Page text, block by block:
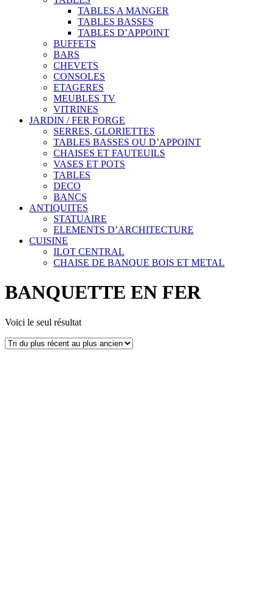
TABLES A MANGER
TABLES BASSES
TABLES D’APPOINT
BUFFETS
BARS
CHEVETS
CONSOLES
ETAGERES
MEUBLES TV
VITRINES
JARDIN / FER FORGE
SERRES, GLORIETTES
TABLES BASSES OU D’APPOINT
CHAISES ET FAUTEUILS
VASES ET POTS
TABLES
DECO
BANCS
ANTIQUITES
STATUAIRE
ELEMENTS D’ARCHITECTURE
CUISINE
ILOT CENTRAL
CHAISE DE BANQUE BOIS ET METAL
BANQUETTE EN FER
Voici le seul résultat